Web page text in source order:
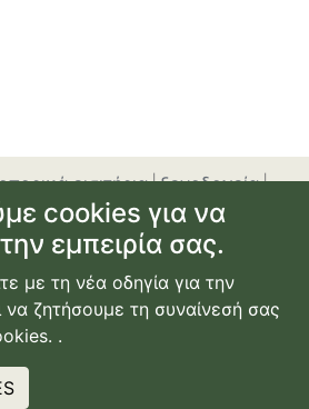
εισιτήρια|ξενοδοχεία|
|ακτοπλοϊκά εισιτήρια|
| όροι χρήσης|πολιτική
απορρήτου
Κατασκευή Ιστοσελίδας
Webdimension
cookies για να
εμπειρία σας.
με τη νέα οδηγία για την
να ζητήσουμε τη συναίνεσή σας
.